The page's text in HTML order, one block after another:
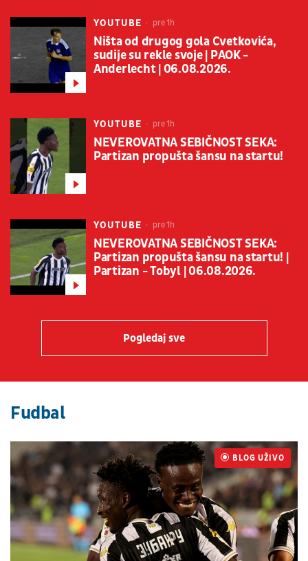
YOUTUBE pre 1h
Ništa od drugog gola Cvetkovića,
sudije su rekle svoje | PAOK -
Anderlecht | 06.08.2026.
YOUTUBE pre 1h
NEVEROVATNA SEBIČNOST SEKA:
Partizan propušta šansu na startu!
YOUTUBE pre 1h
NEVEROVATNA SEBIČNOST SEKA:
Partizan propušta šansu na startu! |
Partizan - Tobyl | 06.08.2026.
Pogledaj sve
Fudbal
UŽIVO
BLOG UŽIVO